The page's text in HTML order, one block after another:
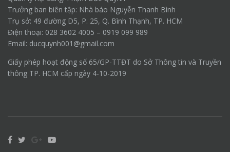
Trưởng ban biên tập: Nhà báo Nguyễn Thanh Bình
Trụ sở: 49 đường D5, P. 25, Q. Bình Thạnh, TP. HCM
Điện thoại: 028 3602 4005 – 0919 099 989
Email: ducquynh001@gmail.com
Giấy phép hoạt động số 65/GP-TTĐT do Sở Thông tin và Truyền
thông TP. HCM cấp ngày 4-10-2019